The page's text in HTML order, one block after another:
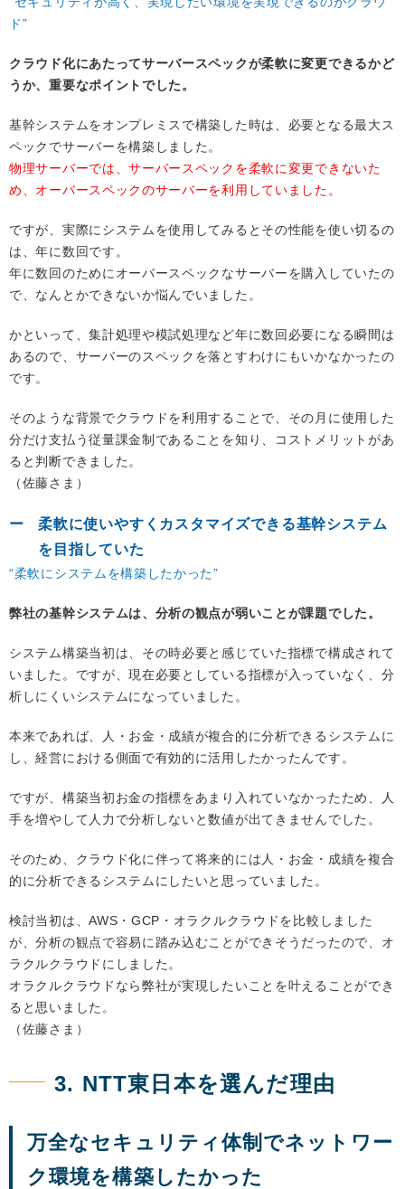
ド”
クラウド化にあたってサーバースペックが柔軟に変更できるかど
うか、重要なポイントでした。
基幹システムをオンプレミスで構築した時は、必要となる最大ス
ペックでサーバーを構築しました。
物理サーバーでは、サーバースペックを柔軟に変更できないた
め、オーバースペックのサーバーを利用していました。
ですが、実際にシステムを使用してみるとその性能を使い切るの
は、年に数回です。
年に数回のためにオーバースペックなサーバーを購入していたの
で、なんとかできないか悩んでいました。
かといって、集計処理や模試処理など年に数回必要になる瞬間は
あるので、サーバーのスペックを落とすわけにもいかなかったの
です。
そのような背景でクラウドを利用することで、その月に使用した
分だけ支払う従量課金制であることを知り、コストメリットがあ
ると判断できました。
（佐藤さま）
柔軟に使いやすくカスタマイズできる基幹システム
を目指していた
“柔軟にシステムを構築したかった”
弊社の基幹システムは、分析の観点が弱いことが課題でした。
システム構築当初は、その時必要と感じていた指標で構成されて
いました。ですが、現在必要としている指標が入っていなく、分
析しにくいシステムになっていました。
本来であれば、人・お金・成績が複合的に分析できるシステムに
し、経営における側面で有効的に活用したかったんです。
ですが、構築当初お金の指標をあまり入れていなかったため、人
手を増やして人力で分析しないと数値が出てきませんでした。
そのため、クラウド化に伴って将来的には人・お金・成績を複合
的に分析できるシステムにしたいと思っていました。
検討当初は、AWS・GCP・オラクルクラウドを比較しました
が、分析の観点で容易に踏み込むことができそうだったので、オ
ラクルクラウドにしました。
オラクルクラウドなら弊社が実現したいことを叶えることができ
ると思いました。
（佐藤さま）
3. NTT東日本を選んだ理由
万全なセキュリティ体制でネットワー
ク環境を構築したかった